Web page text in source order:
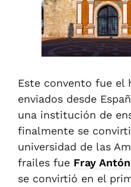
Este convento fue el
enviados desde
una institución de
finalmente se
universidad de las
frailes fue Fray
se convirtió en el